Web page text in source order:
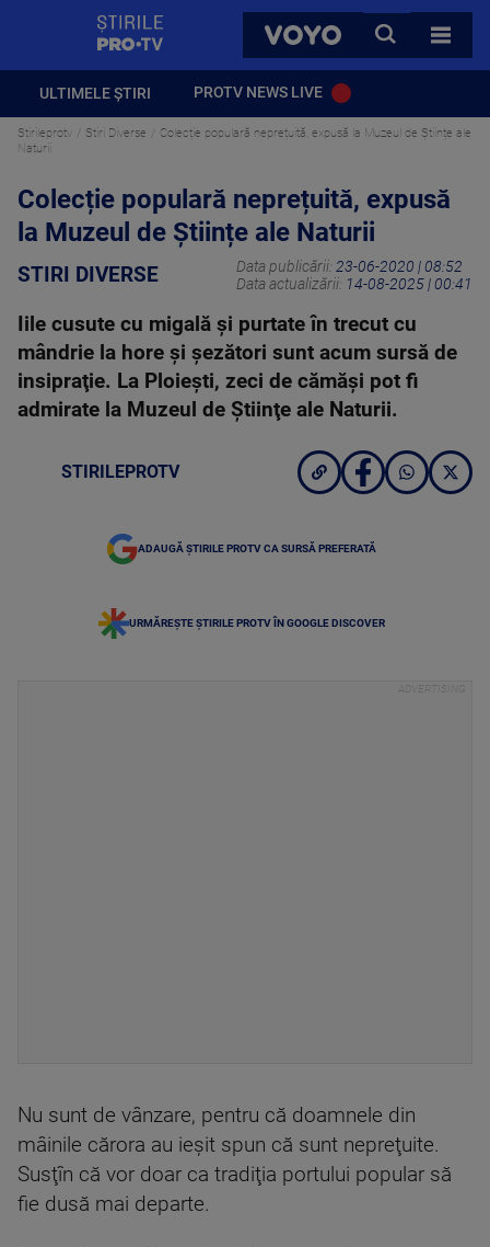
VOYO
CAUTA
TOATE
ULTIMELE ȘTIRI PROTV NEWS LIVE
Stirileprotv Stiri Diverse
Colecție populară neprețuită, expusă la Muzeul de Științe ale
Naturii
Colecție populară neprețuită, expusă
la Muzeul de Științe ale Naturii
STIRI DIVERSE Data publicării: 23-06-2020 | 08:52
Data actualizării: 14-08-2025 | 00:41
Iile cusute cu migală şi purtate în trecut cu
mândrie la hore şi şezători sunt acum sursă de
insipraţie. La Ploieşti, zeci de cămăşi pot fi
admirate la Muzeul de Ştiinţe ale Naturii.
STIRILEPROTV
ADAUGĂ ȘTIRILE PROTV CA SURSĂ PREFERATĂ
URMĂREȘTE ȘTIRILE PROTV ÎN GOOGLE DISCOVER
Nu sunt de vânzare, pentru că doamnele din
mâinile cărora au ieşit spun că sunt nepreţuite.
Susţîn că vor doar ca tradiţia portului popular să
fie dusă mai departe.